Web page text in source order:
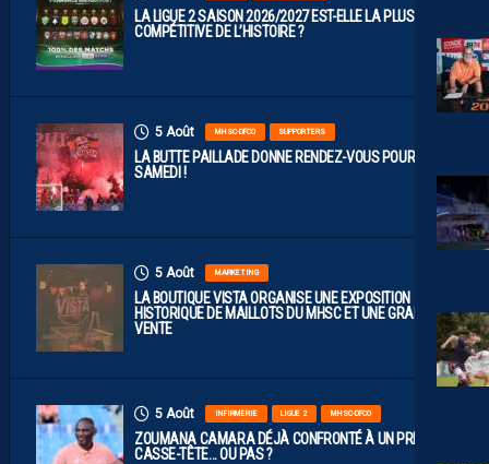
LA LIGUE 2 SAISON 2026/2027 EST-ELLE LA PLUS
COMPÉTITIVE DE L’HISTOIRE ?
5 Août MHSC-DFCO SUPPORTERS
LA BUTTE PAILLADE DONNE RENDEZ-VOUS POUR
SAMEDI !
5 Août MARKETING
LA BOUTIQUE VISTA ORGANISE UNE EXPOSITION
HISTORIQUE DE MAILLOTS DU MHSC ET UNE GRANDE
VENTE
5 Août INFIRMERIE LIGUE 2 MHSC-DFCO
ZOUMANA CAMARA DÉJÀ CONFRONTÉ À UN PREMIER
CASSE-TÊTE… OU PAS ?